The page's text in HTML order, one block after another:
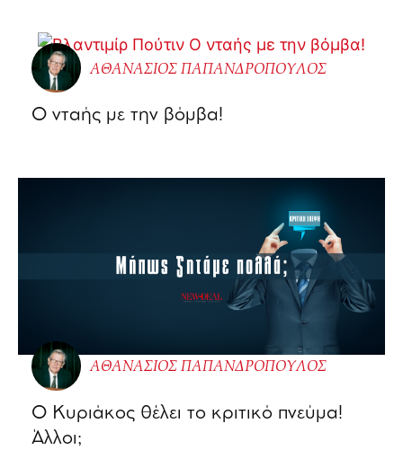
ΑΘΑΝΑΣΙΟΣ ΠΑΠΑΝΔΡΟΠΟΥΛΟΣ
Ο νταής με την βόμβα!
ΑΘΑΝΑΣΙΟΣ ΠΑΠΑΝΔΡΟΠΟΥΛΟΣ
Ο Κυριάκος θέλει το κριτικό πνεύμα!
Άλλοι;